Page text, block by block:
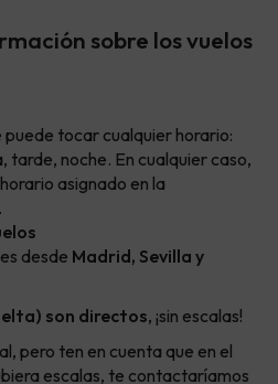
sobre los vuelos
puede tocar cualquier horario:
tarde, noche. En cualquier caso,
asignado en la
desde Madrid, Sevilla y
son directos, ¡sin escalas!
pero ten en cuenta que en el
escalas, te contactaríamos